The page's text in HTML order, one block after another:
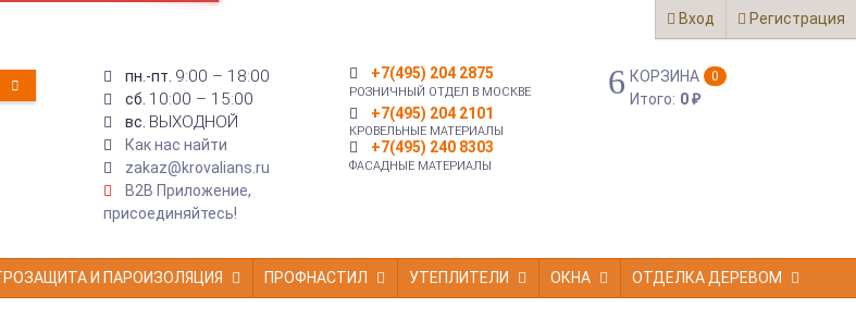
Вход Регистрация
пн.-пт. 9:00 – 18:00
сб. 10:00 – 15:00
вс. ВЫХОДНОЙ
Как нас найти
zakaz@krovalians.ru
B2B Приложение,
присоединяйтесь!
+7(495) 204 2875
РОЗНИЧНЫЙ ОТДЕЛ В МОСКВЕ
+7(495) 204 2101
КРОВЕЛЬНЫЕ МАТЕРИАЛЫ
+7(495) 240 8303
ФАСАДНЫЕ МАТЕРИАЛЫ
КОРЗИНА 0
Итого: 0₽
И ПАРОИЗОЛЯЦИЯ ПРОФНАСТИЛ УТЕПЛИТЕЛИ ОКНА ОТДЕЛКА ДЕРЕВОМ